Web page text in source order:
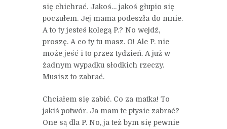
się chichrać. Jakoś… jakoś głupio się
poczułem. Jej mama podeszła do mnie.
A to ty jesteś kolegą P.? No wejdź,
proszę. A co ty tu masz. O! Ale P. nie
może jeść i to przez tydzień. A już w
żadnym wypadku słodkich rzeczy.
Musisz to zabrać.
Chciałem się zabić. Co za matka! To
jakiś potwór. Ja mam te ptysie zabrać?
One są dla P. No, ja też bym się pewnie